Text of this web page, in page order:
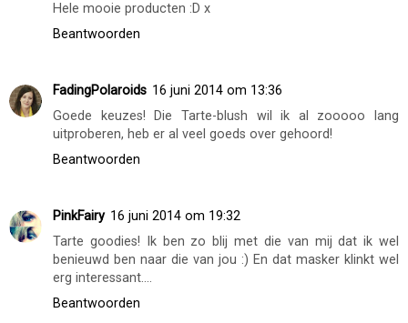
Hele mooie producten :D x
Beantwoorden
FadingPolaroids 16 juni 2014 om 13:36
Goede keuzes! Die Tarte-blush wil ik al zooooo lang
uitproberen, heb er al veel goeds over gehoord!
Beantwoorden
PinkFairy 16 juni 2014 om 19:32
Tarte goodies! Ik ben zo blij met die van mij dat ik wel
benieuwd ben naar die van jou :) En dat masker klinkt wel
erg interessant....
Beantwoorden